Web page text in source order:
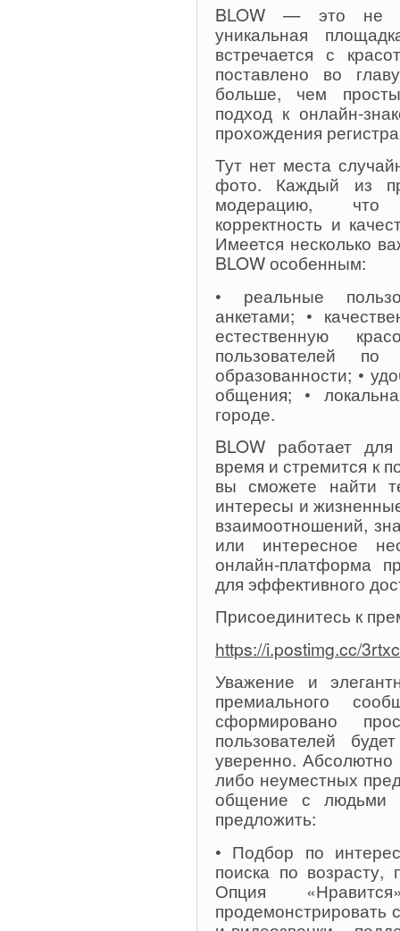
BLOW — это не
уникальная
встречается с
поставлено во
больше, чем
подход к онлайн-
прохождения
Тут нет места
фото. Каждый из
модерацию, что
корректность и
Имеется несколько
BLOW особенным:
• реальные
анкетами; •
естественную
пользователей
образованности; •
общения; •
городе.
BLOW работает
время и стремится к
вы сможете найти
интересы и
взаимоотношений,
или интересное
онлайн-платформа
для эффективного
Присоединитесь к
https://i.postimg.cc/
Уважение и
премиального
сформировано
пользователей
уверенно. Абсолютно
либо неуместных
общение с людьми
предложить:
• Подбор по
поиска по возрасту,
Опция
продемонстрировать